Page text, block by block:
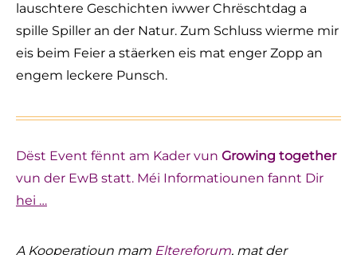
lauschtere Geschichten iwwer Chrëschtdag a
spille Spiller an der Natur. Zum Schluss wierme mir
eis beim Feier a stäerken eis mat enger Zopp an
engem leckere Punsch.
Dëst Event fënnt am Kader vun Growing together
vun der EwB statt. Méi Informatiounen fannt Dir
hei …
A Kooperatioun mam Eltereforum, mat der